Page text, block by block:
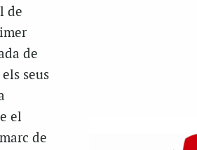
de
de
seus
el
de